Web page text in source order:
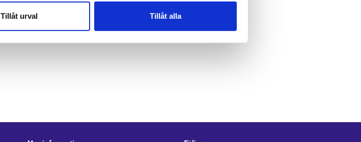
Tillåt urval Tillåt alla